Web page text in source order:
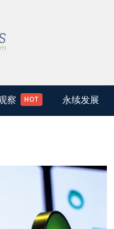
察 永续发展